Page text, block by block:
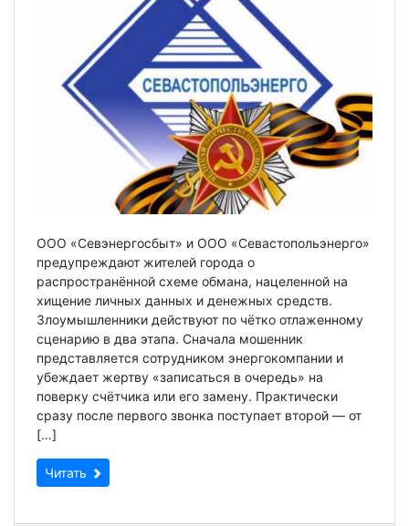
ООО «Севэнергосбыт» и ООО «Севастопольэнерго»
предупреждают жителей города о
распространённой схеме обмана, нацеленной на
хищение личных данных и денежных средств.
Злоумышленники действуют по чётко отлаженному
сценарию в два этапа. Сначала мошенник
представляется сотрудником энергокомпании и
убеждает жертву «записаться в очередь» на
поверку счётчика или его замену. Практически
сразу после первого звонка поступает второй — от
[…]
Читать